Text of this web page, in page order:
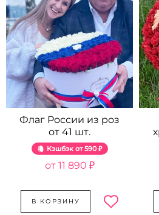
Флаг России из роз
от 41 шт.
Кэшбэк 590 ₽
11 890 ₽
В КОРЗИНУ